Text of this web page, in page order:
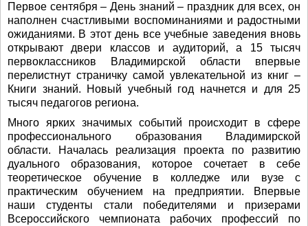
Первое сентября – День знаний – праздник для всех, он
наполнен счастливыми воспоминаниями и радостными
ожиданиями. В этот день все учебные заведения вновь
открывают двери классов и аудиторий, а 15 тысяч
первоклассников Владимирской области впервые
перелистнут страничку самой увлекательной из книг –
Книги знаний. Новый учебный год начнется и для 25
тысяч педагогов региона.
Много ярких значимых событий происходит в сфере
профессионального образования Владимирской
области. Началась реализация проекта по развитию
дуального образования, которое сочетает в себе
теоретическое обучение в колледже или вузе с
практическим обучением на предприятии. Впервые
наши студенты стали победителями и призерами
Всероссийского чемпионата рабочих профессий по